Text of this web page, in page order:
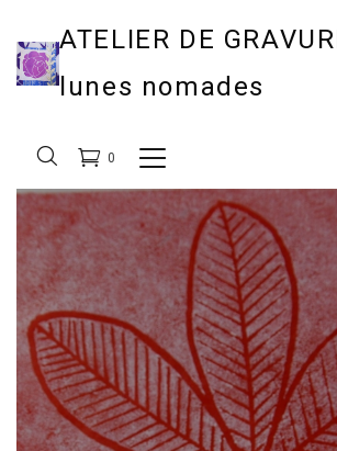
ATELIER DE
lunes nomades
0